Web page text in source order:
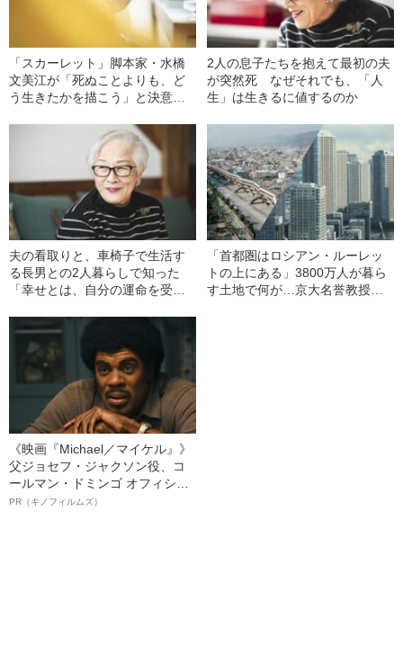
「スカーレット」脚本家・水橋
文美江が「死ぬことよりも、ど
う生きたかを描こう」と決意す
2人の息子たちを抱えて最初の夫
が突然死 なぜそれでも、「人
生」は生きるに値するのか
夫の看取りと、車椅子で生活す
る長男との2人暮らしで知った
「幸せとは、自分の運命を受け
「首都圏はロシアン・ルーレッ
トの上にある」3800万人が暮ら
す土地で何が…京大名誉教授が
《映画『Michael／マイケル』》
父ジョセフ・ジャクソン役、コ
ールマン・ドミンゴ オフィシャ
ルインタビュー“観客を魅了した
PR（キノフィルムズ）